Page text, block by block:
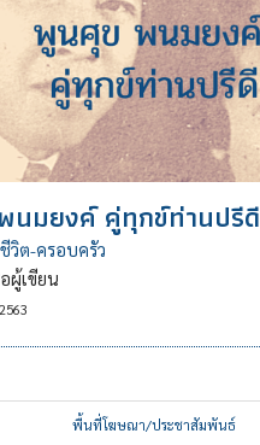
นมยงค์ คู่ทุกข์ท่านปรีดี
ชีวิต-ครอบครัว
ผู้เขียน
2563
พื้นที่โฆษณา/ประชาสัมพันธ์